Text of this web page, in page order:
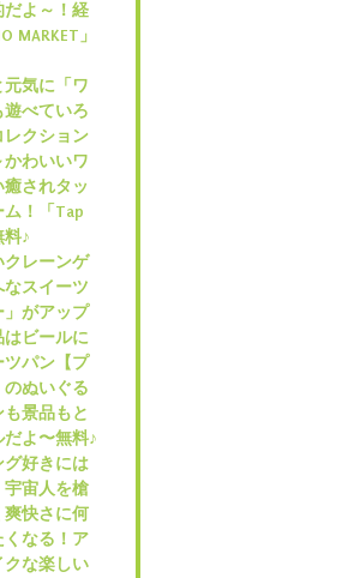
だよ～！経
MARKET」
元気に「ワ
遊べていろ
レクション
かわいいワ
癒されタッ
ム！「Tap
料♪
クレーンゲ
なスイーツ
」がアップ
はビールに
ツパン【プ
のぬいぐる
景品もと
だよ〜無料♪
グ好きには
宇宙人を槍
爽快さに何
くなる！ア
クな楽しい